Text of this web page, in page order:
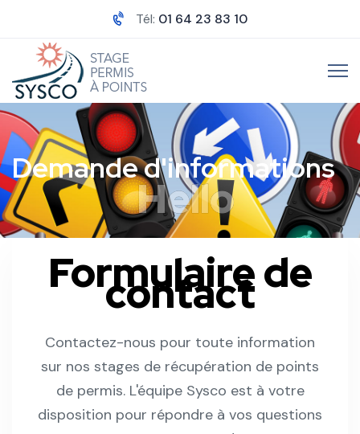
Tél: 01 64 23 83 10
Demande d'informations
Formulaire de
contact
Contactez-nous pour toute information
sur nos stages de récupération de points
de permis. L'équipe Sysco est à votre
disposition pour répondre à vos questions